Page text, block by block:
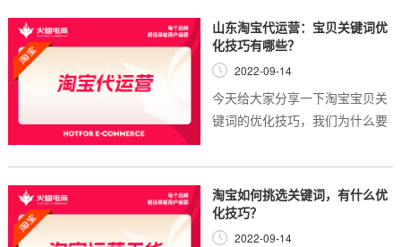
转化率和老客户的维护有着很重
要的存在意义。客...
山东淘宝代运营：宝贝关键词优
化技巧有哪些？
2022-09-14
今天给大家分享一下淘宝宝贝关
键词的优化技巧，我们为什么要
费者在搜索产品时就是通过关键
词查找我们的产品的，所以说关
键词也是最能代表...
淘宝如何挑选关键词，有什么优
化技巧？
2022-09-14